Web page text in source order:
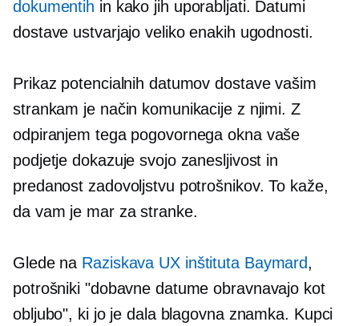
dokumentih in kako jih uporabljati. Datumi
dostave ustvarjajo veliko enakih ugodnosti.
Prikaz potencialnih datumov dostave vašim
strankam je način komunikacije z njimi. Z
odpiranjem tega pogovornega okna vaše
podjetje dokazuje svojo zanesljivost in
predanost zadovoljstvu potrošnikov. To kaže,
da vam je mar za stranke.
Glede na Raziskava UX inštituta Baymard,
potrošniki "dobavne datume obravnavajo kot
obljubo", ki jo je dala blagovna znamka. Kupci